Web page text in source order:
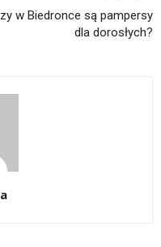
w Biedronce są pampersy
dla dorosłych?